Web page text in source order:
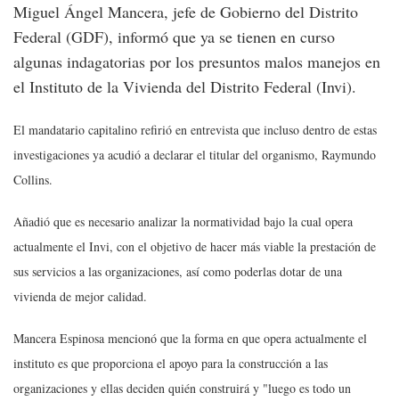
Miguel Ángel Mancera, jefe de Gobierno del Distrito
Federal (GDF), informó que ya se tienen en curso
algunas indagatorias por los presuntos malos manejos en
el Instituto de la Vivienda del Distrito Federal (Invi).
El mandatario capitalino refirió en entrevista que incluso dentro de estas
investigaciones ya acudió a declarar el titular del organismo, Raymundo
Collins.
Añadió que es necesario analizar la normatividad bajo la cual opera
actualmente el Invi, con el objetivo de hacer más viable la prestación de
sus servicios a las organizaciones, así como poderlas dotar de una
vivienda de mejor calidad.
Mancera Espinosa mencionó que la forma en que opera actualmente el
instituto es que proporciona el apoyo para la construcción a las
organizaciones y ellas deciden quién construirá y "luego es todo un